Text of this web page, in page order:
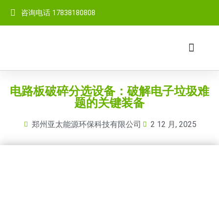
咨询电话 17838180808
电路板破碎分选设备：破解电子垃圾难
题的关键装备
郑州亚太能源环保科技有限公司 2 12 月, 2025